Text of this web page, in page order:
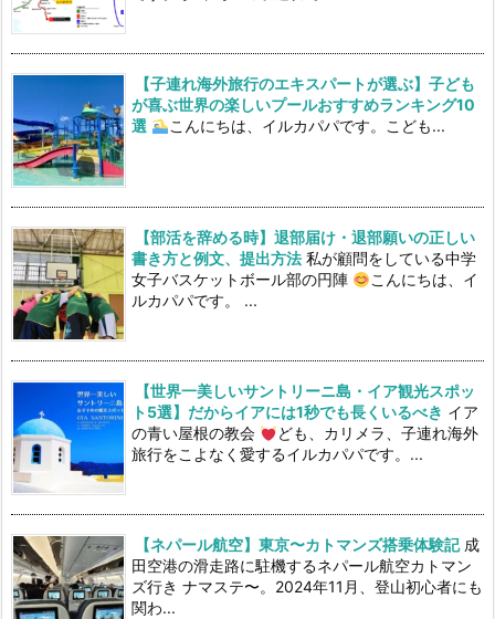
【子連れ海外旅行のエキスパートが選ぶ】子ども
が喜ぶ世界の楽しいプールおすすめランキング10
選
こんにちは、イルカパパです。こども...
【部活を辞める時】退部届け・退部願いの正しい
書き方と例文、提出方法 私が顧問をしている中学
女子バスケットボール部の円陣
こんにちは、イ
ルカパパです。 ...
【世界一美しいサントリーニ島・イア観光スポッ
ト5選】だからイアには1秒でも長くいるべき イア
の青い屋根の教会
ども、カリメラ、子連れ海外
旅行をこよなく愛するイルカパパです。...
【ネパール航空】東京〜カトマンズ搭乗体験記 成
田空港の滑走路に駐機するネパール航空カトマン
ズ行き ナマステ〜。2024年11月、登山初心者にも
関わ...